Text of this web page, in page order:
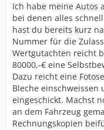
Ich habe meine Autos
bei denen alles
hast du bereits kurz
Nummer für die
Wertgutachten reicht
80000,-€ eine
Dazu reicht eine
Bleche einschweissen
eingeschickt. Machst
an dem Fahrzeug
Rechnungskopien